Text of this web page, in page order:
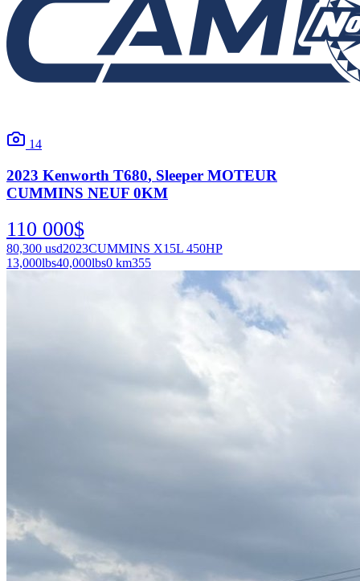
14
2023 Kenworth T680, Sleeper MOTEUR
CUMMINS NEUF 0KM
110 000$
80,300 usd2023CUMMINS X15L 450HP
13,000lbs40,000lbs0 km355